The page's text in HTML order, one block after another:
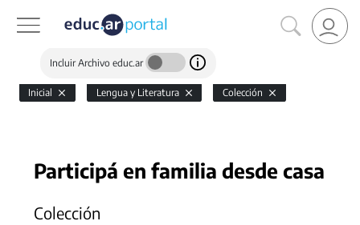
Incluir Archivo educ.ar
Inicial Lengua y Literatura Colección
Participá en familia desde casa
Colección